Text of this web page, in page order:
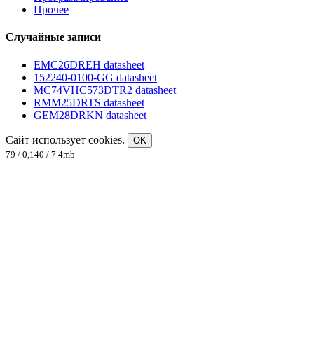
Прочее
Случайные записи
EMC26DREH datasheet
152240-0100-GG datasheet
MC74VHC573DTR2 datasheet
RMM25DRTS datasheet
GEM28DRKN datasheet
Сайт использует cookies.
OK
79 / 0,140 / 7.4mb